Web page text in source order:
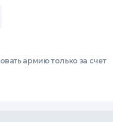
армию только за счет